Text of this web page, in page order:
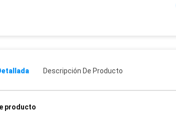
Descripción De Producto
producto